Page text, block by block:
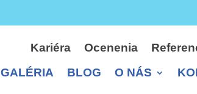
Kariéra Ocenenia
GALÉRIA BLOG O NÁS